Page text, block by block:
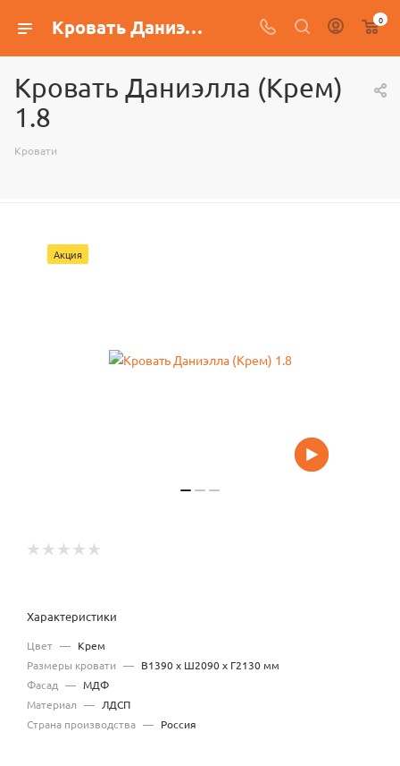
Кровать Даниэлла (Крем) 1.8 0
Кровать Даниэлла (Крем)
1.8
Кровати
Акция
Характеристики
Цвет — Крем
Размеры кровати — В1390 x Ш2090 x Г2130 мм
Фасад — МДФ
Материал — ЛДСП
Страна производства — Россия